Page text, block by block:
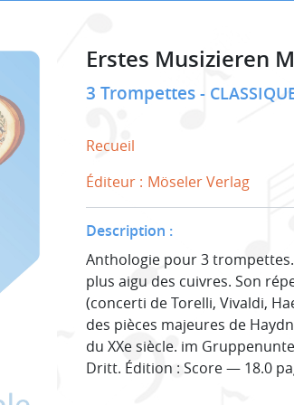
Erstes Musizieren
3 Trompettes
Recueil
Éditeur : Möseler Verlag
Description :
Anthologie pour 3
plus aigu des cuivres. Son
(concerti de Torelli, Vivaldi,
des pièces majeures de
du XXe siècle. im
Dritt. Édition : Score — 18.0